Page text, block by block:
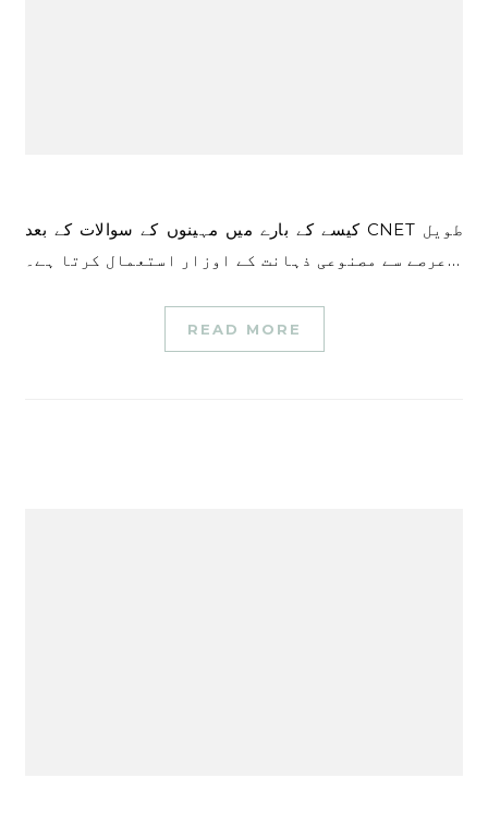
کیسے کے بارے میں مہینوں کے سوالات کے بعد CNET طویل
عرصے سے مصنوعی ذہانت کے اوزار استعمال کرتا ہے۔…
READ MORE